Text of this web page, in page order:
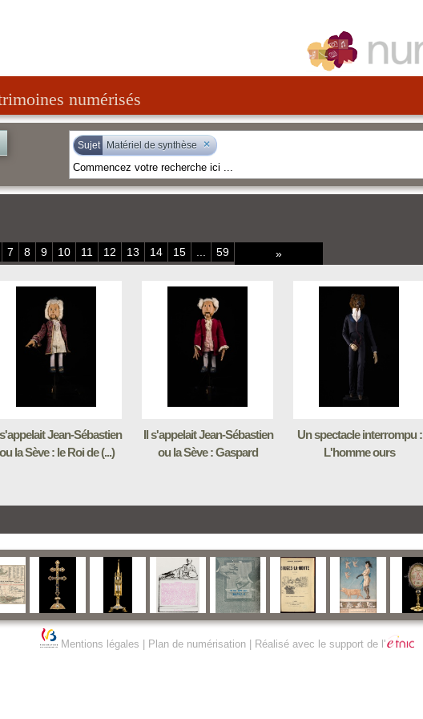
numérisés
Sujet Matériel de synthèse ×
7 8 9 10 11 12 13 14 15 59 »
Jean-Sébastien
ou la Sève : le Roi de (...)
Il s'appelait Jean-Sébastien
ou la Sève : Gaspard
Un spectacle interrompu :
L'homme ours
Mentions légales Plan de numérisation| Réalisé avec le support de l'